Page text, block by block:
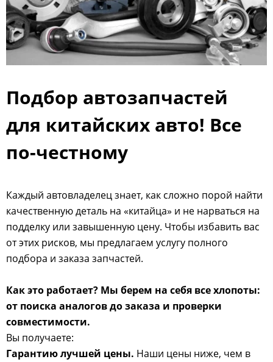
Подбор автозапчастей
для китайских авто! Все
по-честному
Каждый автовладелец знает, как сложно порой найти
качественную деталь на «китайца» и не нарваться на
подделку или завышенную цену. Чтобы избавить вас
от этих рисков, мы предлагаем услугу полного
подбора и заказа запчастей.
Как это работает? Мы берем на себя все хлопоты:
от поиска аналогов до заказа и проверки
совместимости.
Вы получаете:
Гарантию лучшей цены. Наши цены ниже, чем в